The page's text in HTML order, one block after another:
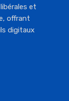
et
offrant
digitaux